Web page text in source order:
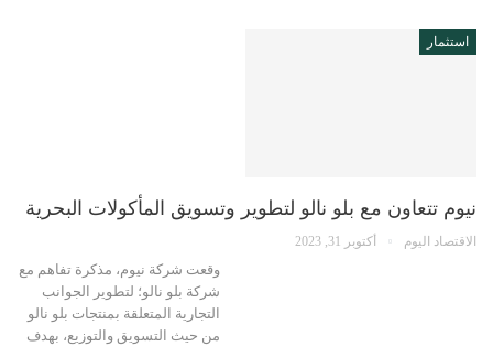
استثمار
نيوم تتعاون مع بلو نالو لتطوير وتسويق المأكولات البحرية
الاقتصاد اليوم أكتوبر 31, 2023
وقعت شركة نيوم، مذكرة تفاهم مع
شركة بلو نالو؛ لتطوير الجوانب
التجارية المتعلقة بمنتجات بلو نالو
من حيث التسويق والتوزيع، بهدف